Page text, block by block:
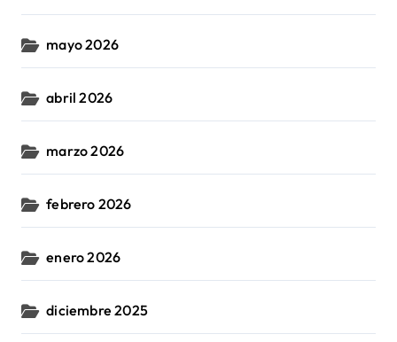
mayo 2026
abril 2026
marzo 2026
febrero 2026
enero 2026
diciembre 2025